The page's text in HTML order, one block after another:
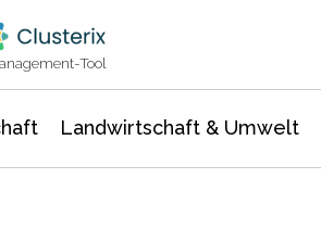
Tool
Landwirtschaft & Umwelt